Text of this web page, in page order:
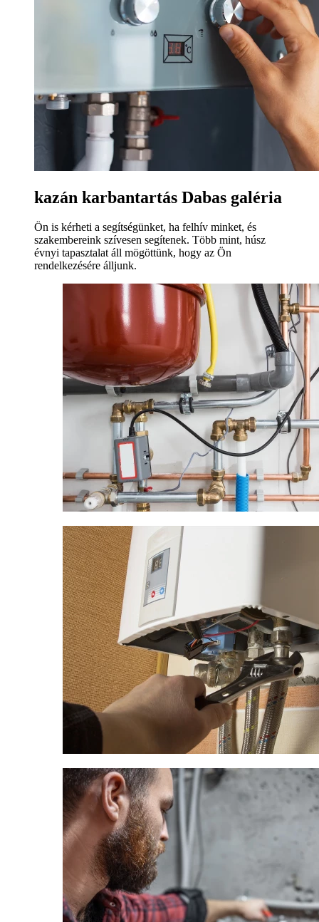
kazán karbantartás Dabas galéria
Ön is kérheti a segítségünket, ha felhív minket, és
szakembereink szívesen segítenek. Több mint, húsz
évnyi tapasztalat áll mögöttünk, hogy az Ön
rendelkezésére álljunk.